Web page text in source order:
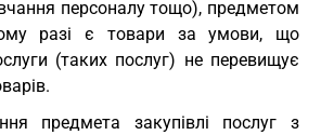
персоналу тощо), предметом
разі є товари за умови, що
(таких послуг) не перевищує
предмета закупівлі послуг з